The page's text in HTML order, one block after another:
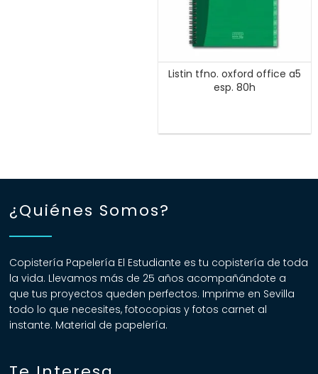
Listin tfno. oxford office a5
esp. 80h
¿Quiénes Somos?
Copistería Papelería El Estudiante es tu copistería de toda
la vida. Llevamos más de 25 años acompañándote a
que tus proyectos queden perfectos. Imprime en Sevilla
todo lo que necesites, fotocopias y fotos carnet al
instante. Material de papelería.